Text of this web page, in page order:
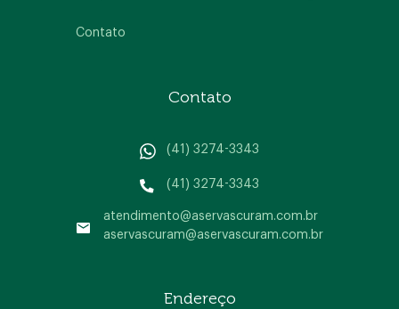
Contato
Contato
(41) 3274-3343
(41) 3274-3343
atendimento@aservascuram.com.br
aservascuram@aservascuram.com.br
Endereço